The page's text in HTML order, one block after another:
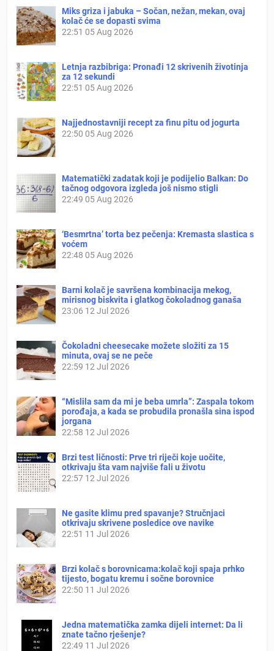
Miks griza i jabuka – Sočan, nežan, mekan, ovaj
kolač će se dopasti svima
22:51 05 Aug 2026
Letnja razbibriga: Pronađi 12 skrivenih životinja
za 12 sekundi
22:51 05 Aug 2026
Najjednostavniji recept za finu pitu od jogurta
22:50 05 Aug 2026
Matematički zadatak koji je podijelio Balkan: Do
tačnog odgovora izgleda još nismo stigli
22:49 05 Aug 2026
‘Besmrtna’ torta bez pečenja: Kremasta slastica s
voćem
22:48 05 Aug 2026
Barni kolač je savršena kombinacija mekog,
mirisnog biskvita i glatkog čokoladnog ganaša
23:06 12 Jul 2026
Čokoladni cheesecake možete složiti za 15
minuta, ovaj se ne peče
22:59 12 Jul 2026
“Mislila sam da mi je beba umrla”: Zaspala tokom
porođaja, a kada se probudila pronašla sina ispod
jorgana
22:58 12 Jul 2026
Brzi test ličnosti: Prve tri riječi koje uočite,
otkrivaju šta vam najviše fali u životu
22:57 12 Jul 2026
Ne gasite klimu pred spavanje? Stručnjaci
otkrivaju skrivene posledice ove navike
22:51 11 Jul 2026
Brzi kolač s borovnicama:kolač koji spaja prhko
tijesto, bogatu kremu i sočne borovnice
22:50 11 Jul 2026
Jedna matematička zamka dijeli internet: Da li
znate tačno rješenje?
22:49 11 Jul 2026